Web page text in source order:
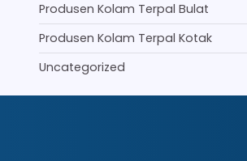
Produsen Kolam Terpal Bulat
Produsen Kolam Terpal Kotak
Uncategorized